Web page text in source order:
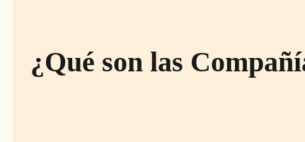
¿Qué son las